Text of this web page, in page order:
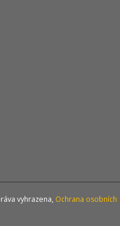
vyhrazena, Ochrana osobních